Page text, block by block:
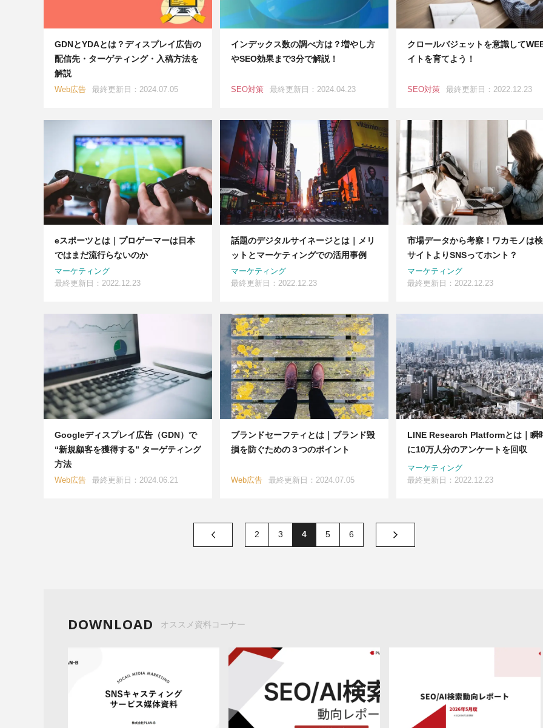
GDNとYDAとは？ディスプレイ広告の
配信先・ターゲティング・入稿方法を
解説
Web広告 最終更新日：2024.07.05
インデックス数の調べ方は？増やし方
やSEO効果まで3分で解説！
SEO対策 最終更新日：2024.04.23
クロールバジェットを意識して
イトを育てよう！
SEO対策 最終更新日：2022.12.23
eスポーツとは｜プロゲーマーは日本
ではまだ流行らないのか
マーケティング
最終更新日：2022.12.23
話題のデジタルサイネージとは｜メリ
ットとマーケティングでの活用事例
マーケティング
最終更新日：2022.12.23
市場データから考察！ワカモノは
サイトよりSNSってホント？
マーケティング
最終更新日：2022.12.23
Googleディスプレイ広告（GDN）で
“新規顧客を獲得する” ターゲティング
方法
Web広告 最終更新日：2024.06.21
ブランドセーフティとは｜ブランド毀
損を防ぐための３つのポイント
Web広告 最終更新日：2024.07.05
LINE Research Platformとは｜瞬
に10万人分のアンケートを回収
マーケティング
最終更新日：2022.12.23
2 3 4 5 6
DOWNLOAD オススメ資料コーナー